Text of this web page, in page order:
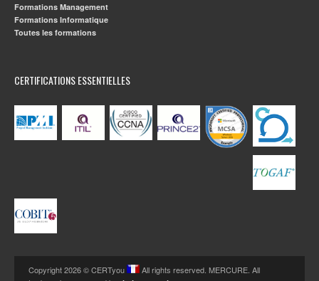
Formations Management
Formations Informatique
Toutes les formations
CERTIFICATIONS ESSENTIELLES
Copyright 2026 © CERTyou
All rights reserved. MERCURE. All